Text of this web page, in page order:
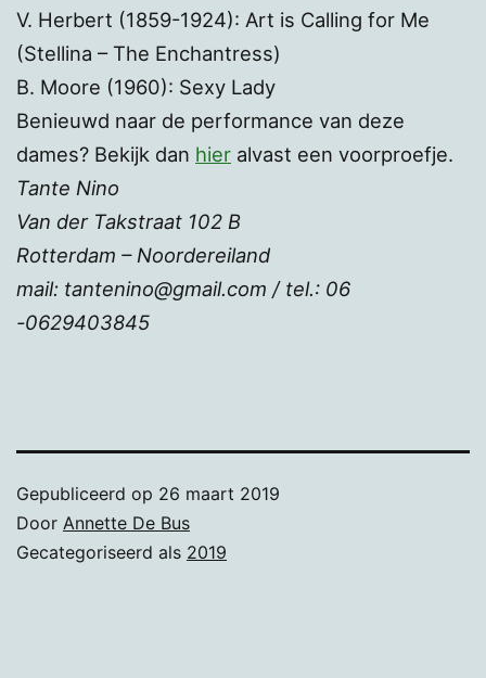
V. Herbert (1859-1924): Art is Calling for Me
(Stellina – The Enchantress)
B. Moore (1960): Sexy Lady
Benieuwd naar de performance van deze
dames? Bekijk dan hier alvast een voorproefje.
Tante Nino
Van der Takstraat 102 B
Rotterdam – Noordereiland
mail: tantenino@gmail.com / tel.: 06
-0629403845
Gepubliceerd op 26 maart 2019
Door Annette De Bus
Gecategoriseerd als 2019